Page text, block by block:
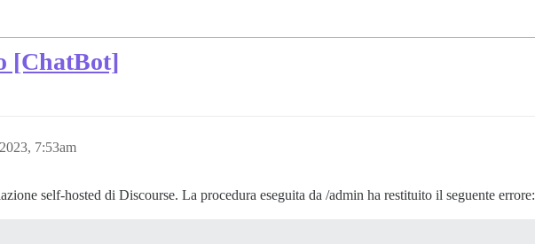
[ChatBot]
7:53am
self-hosted di Discourse. La procedura eseguita da /admin ha restituito il seguente errore: